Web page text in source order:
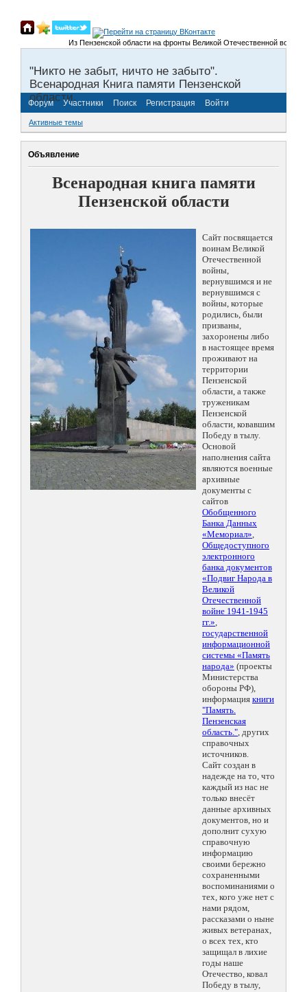
Из Пензенской области на фронты Великой Отечественной войны
"Никто не забыт, ничто не забыто".
Всенародная Книга памяти Пензенской
области.
Форум Участники Поиск Регистрация Войти
Активные темы
Объявление
Всенародная книга памяти
Пензенской области
Сайт посвящается
воинам Великой
Отечественной
войны,
вернувшимся и не
вернувшимся с
войны, которые
родились, были
призваны,
захоронены либо
в настоящее время
проживают на
территории
Пензенской
области, а также
труженикам
Пензенской
области, ковавшим
Победу в тылу.
Основой
наполнения сайта
являются военные
архивные
документы с
сайтов
Обобщенного
Банка Данных
«Мемориал»,
Общедоступного
электронного
банка документов
«Подвиг Народа в
Великой
Отечественной
войне 1941-1945
гг.»,
государственной
информационной
системы «Память
народа» (проекты
Министерства
обороны РФ),
информация книги
"Память.
Пензенская
область.", других
справочных
источников.
Сайт создан в
надежде на то, что
каждый из нас не
только внесёт
данные архивных
документов, но и
дополнит сухую
справочную
информацию
своими бережно
сохраненными
воспоминаниями о
тех, кого уже нет с
нами рядом,
рассказами о ныне
живых ветеранах,
о всех тех, кто
защищал в лихие
годы наше
Отечество, ковал
Победу в тылу,